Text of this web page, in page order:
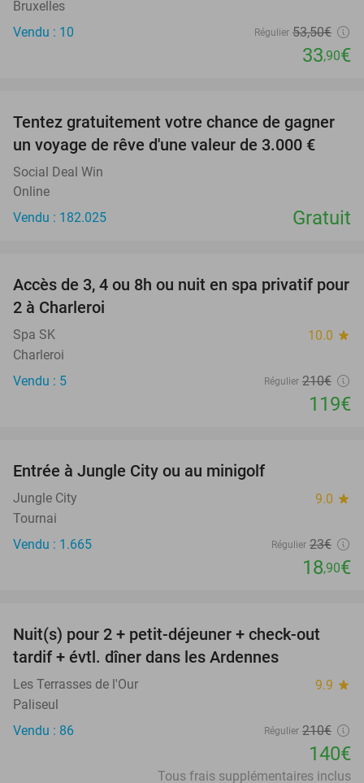
Bruxelles
Vendu : 10
Régulier 53,50€
33,90€
Tentez gratuitement votre chance de gagner
un voyage de rêve d'une valeur de 3.000 €
Social Deal Win
Online
Vendu : 182.025
Gratuit
43%
Accès de 3, 4 ou 8h ou nuit en spa privatif pour
2 à Charleroi
Spa SK 10.0 star
Charleroi
Vendu : 5
Régulier 210€
119€
Entrée à Jungle City ou au minigolf
Jungle City 9.0 star
Tournai
Vendu : 1.665
Régulier 23€
18,90€
33%
Nuit(s) pour 2 + petit-déjeuner + check-out
tardif + évtl. dîner dans les Ardennes
Les Terrasses de l'Our 9.9 star
Paliseul
Vendu : 86
Régulier 210€
140€
Tous frais supplémentaires inclus